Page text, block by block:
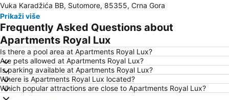
Seljanovo
Lučice
Kraljičina plaža
Stari grad Budva
Pržno
Porto Montenegro
Žanjice
Buljarica
Gradska plaža
Ostrvo cveća
Tivat
Crvena plaža
Waikiki
Vuka Karadžića BB, Sutomore, 85355, Crna Gora
Prikaži više
Frequently Asked Questions about
Apartments Royal Lux
Is there a pool area at Apartments Royal Lux?
Are pets allowed at Apartments Royal Lux?
Is parking available at Apartments Royal Lux?
Where is Apartments Royal Lux located?
Which popular attractions are close to Apartments Royal Lux?